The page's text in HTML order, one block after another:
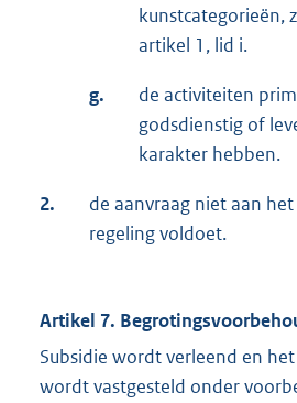
kunstcategorieën,
artikel 1, lid i.
g.
de activiteiten
godsdienstig of
karakter hebben.
2.
de aanvraag niet aan
regeling voldoet.
Artikel 7.
Subsidie wordt verleend en
wordt vastgesteld onder